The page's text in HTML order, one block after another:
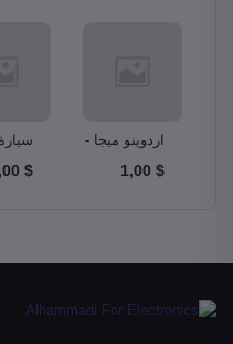
اردوينو ميجا -
2560
$ 1,00
Car
$ 10,00